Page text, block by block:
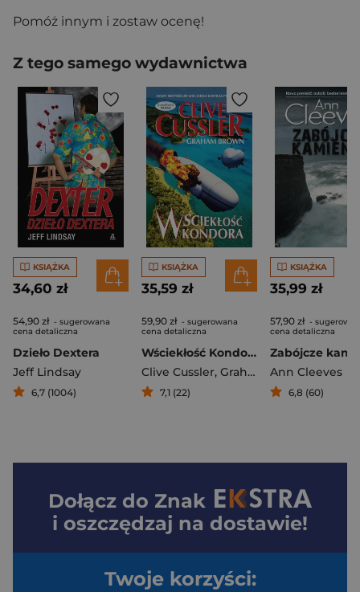
Pomóż innym i zostaw ocenę!
Z tego samego wydawnictwa
KSIĄŻKA
34,60 zł
54,90 zł - sugerowana
cena detaliczna
Dzieło Dextera
Jeff Lindsay
6,7 (1004)
KSIĄŻKA
35,59 zł
59,90 zł - sugerowana
cena detaliczna
Wściekłość Kondora
Clive Cussler, Graham Brown
7,1 (22)
KSIĄŻKA
35,99 zł
57,90 zł -
cena detaliczna
Zabójcze
Ann Cleeves
6,8 (60)
Dołącz do Znak
i oszczędzaj na dostawie!
Twoje korzyści: